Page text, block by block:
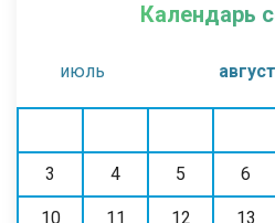
Календарь
июль август
3 4 5 6
10 11 12 13